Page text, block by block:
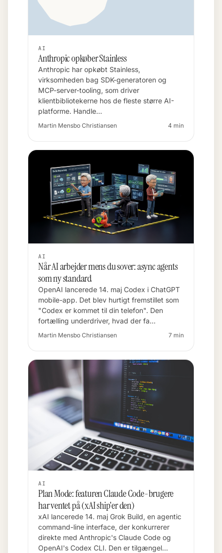
AI
Anthropic opkøber Stainless
Anthropic har opkøbt Stainless,
virksomheden bag SDK-generatoren og
MCP-server-tooling, som driver
klientbibliotekerne hos de fleste større AI-
platforme. Handle…
Martin Mensbo Christiansen 4 min
AI
Når AI arbejder mens du sover: async agents
som ny standard
OpenAI lancerede 14. maj Codex i ChatGPT
mobile-app. Det blev hurtigt fremstillet som
"Codex er kommet til din telefon". Den
fortælling underdriver, hvad der fa…
Martin Mensbo Christiansen 7 min
AI
Plan Mode: featuren Claude Code-brugere
har ventet på (xAI ship'er den)
xAI lancerede 14. maj Grok Build, en agentic
command-line interface, der konkurrerer
direkte med Anthropic's Claude Code og
OpenAI's Codex CLI. Den er tilgængel…